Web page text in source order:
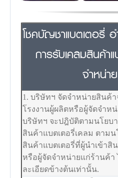
โชคบัญชาแบตเตอรี่
การรับเคลมสินค้า
จำหน่า
1. บริษัทฯ จัดจำหน่ายสินค้
โรงงานผู้ผลิตหรือผู้จัดจำห
บริษัทฯ จะปฎิบัติตามนโยบ
สินค้าแบตเตอรี่เคลม ตาม
สินค้าแบตเตอรี่ที่ผู้นำเข้าสิ
หรือผู้จัดจำหน่ายแก่ร้านค้
ละเอียดข้างต้นเท่านั้น.